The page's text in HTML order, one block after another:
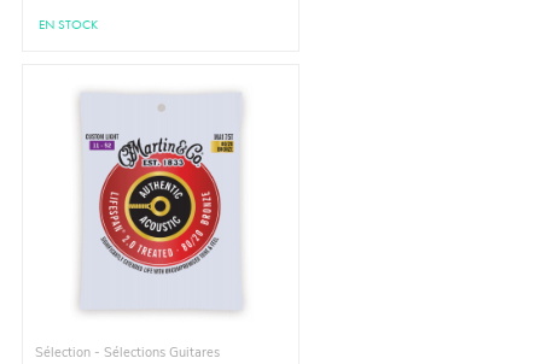
EN STOCK
Sélection - Sélections Guitares